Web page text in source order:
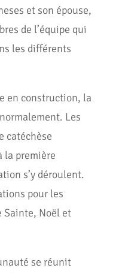
et son épouse,
de l’équipe qui
les différents
en construction, la
Les
catéchèse
la première
s’y déroulent.
pour les
Sainte, Noël et
se réunit